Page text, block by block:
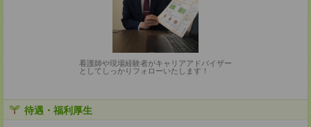
看護師や現場経験者がキャリアアドバイザー
としてしっかりフォローいたします！
待遇・福利厚生